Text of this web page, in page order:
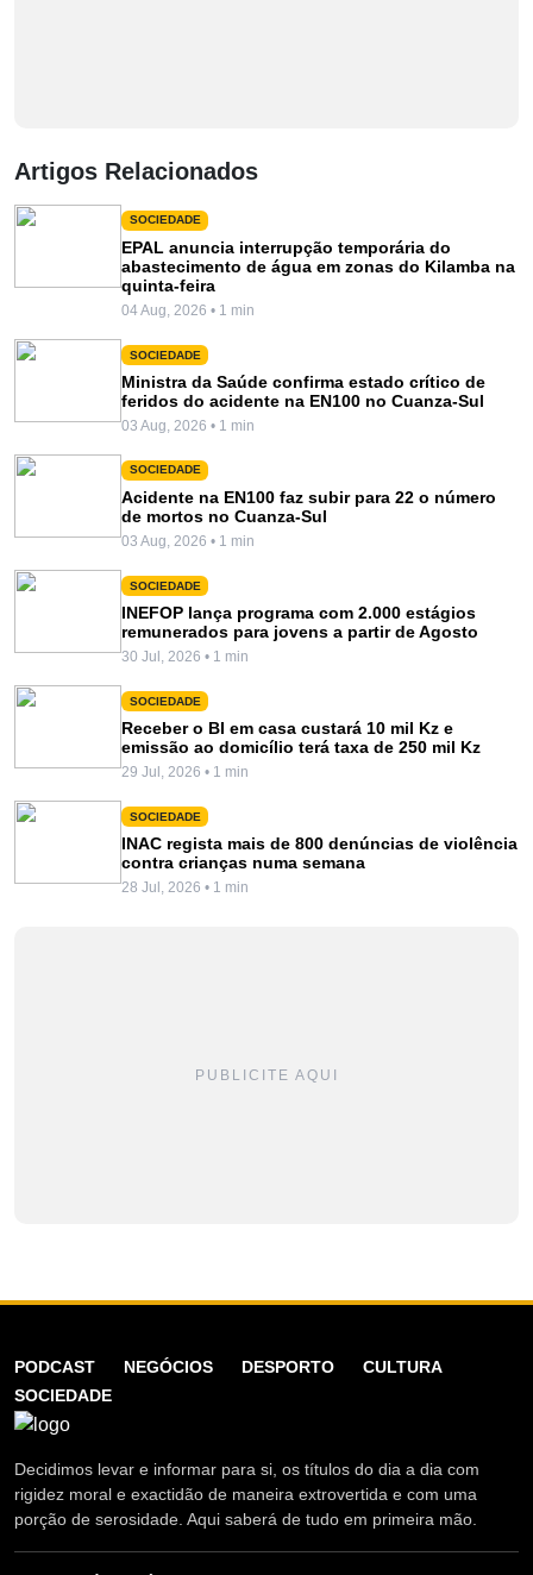
Artigos Relacionados
SOCIEDADE
EPAL anuncia interrupção temporária do
abastecimento de água em zonas do Kilamba na
quinta-feira
04 Aug, 2026 • 1 min
SOCIEDADE
Ministra da Saúde confirma estado crítico de
feridos do acidente na EN100 no Cuanza-Sul
03 Aug, 2026 • 1 min
SOCIEDADE
Acidente na EN100 faz subir para 22 o número
de mortos no Cuanza-Sul
03 Aug, 2026 • 1 min
SOCIEDADE
INEFOP lança programa com 2.000 estágios
remunerados para jovens a partir de Agosto
30 Jul, 2026 • 1 min
SOCIEDADE
Receber o BI em casa custará 10 mil Kz e
emissão ao domicílio terá taxa de 250 mil Kz
29 Jul, 2026 • 1 min
SOCIEDADE
INAC regista mais de 800 denúncias de violência
contra crianças numa semana
28 Jul, 2026 • 1 min
PUBLICITE AQUI
PODCAST NEGÓCIOS DESPORTO
CULTURA
SOCIEDADE
Decidimos levar e informar para si, os títulos do dia a dia com
rigidez moral e exactidão de maneira extrovertida e com uma
porção de serosidade. Aqui saberá de tudo em primeira mão.